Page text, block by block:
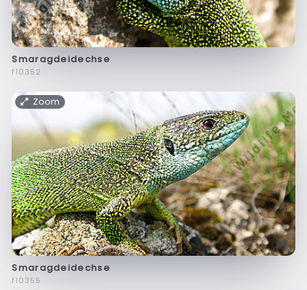
Smaragdeidechse
f10352
Zoom
Smaragdeidechse
f10355